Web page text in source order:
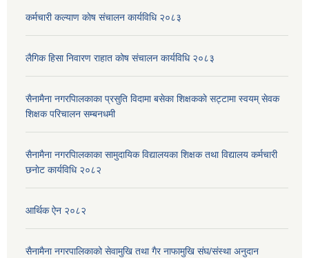
कर्मचारी कल्याण काेष संचालन कार्यविधि २०८३
लैगिक हिसा निवारण राहात कोष संचालन कार्यविधि २०८३
सैनामैना नगरपािलकाका प्रसुति विदामा बसेका शिक्षककाे सट्टामा स्वयम् सेवक
शिक्षक परिचालन सम्बनधमी
सैनामैना नगरपािलकाका सामुदायिक विद्यालयका शिक्षक तथा विद्यालय कर्मचारी
छनाेट कार्यविधि २०८२
आर्थिक ऐन २०८२
सैनामैना नगरपालिकाको सेवामुखि तथा गैर नाफामुखि संघ/संस्था अनुदान